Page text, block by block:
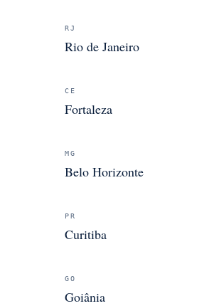
RJ
Rio de Janeiro
CE
Fortaleza
MG
Belo Horizonte
PR
Curitiba
GO
Goiânia